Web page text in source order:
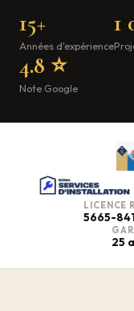
15+
Années d'expérience
1
4.8 ⭐
Note Google
LICENCE
5665-
25